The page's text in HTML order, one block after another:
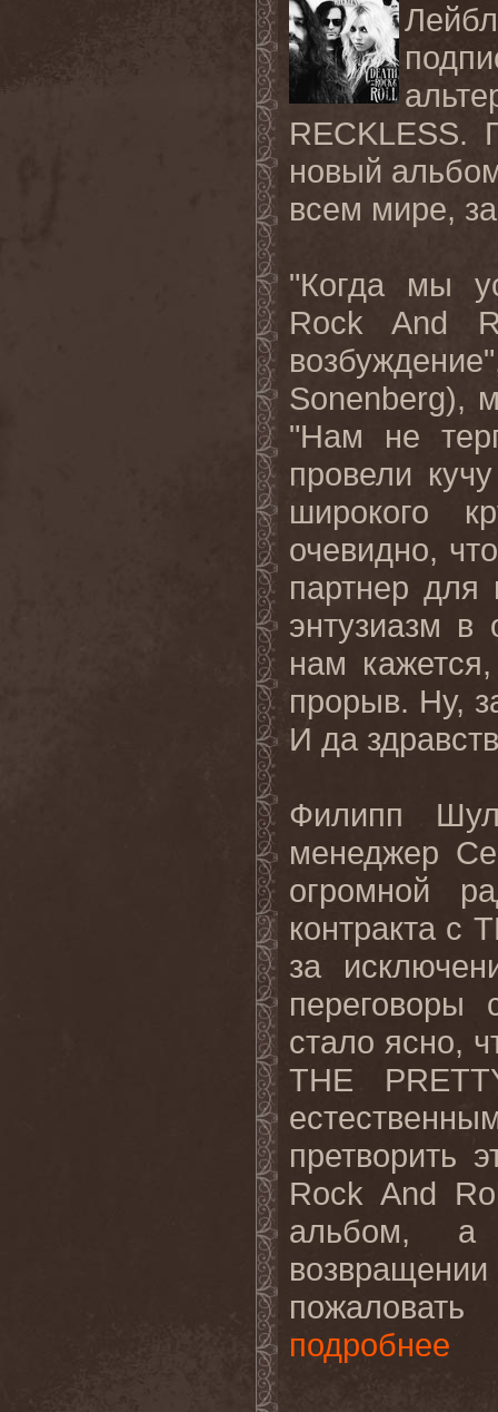
RECKLESS.
новый
всем мире, за
"Когда мы
Rock And
возбуждение
Sonenberg),
"Нам не
провели
широкого
очевидно,
партнер
энтузиазм в
нам
прорыв. Ну,
И да
Филипп
менеджер
огромной
контракта с
за
стало ясно,
THE
претворить
Rock And
альбом, а
пожаловать
подробнее